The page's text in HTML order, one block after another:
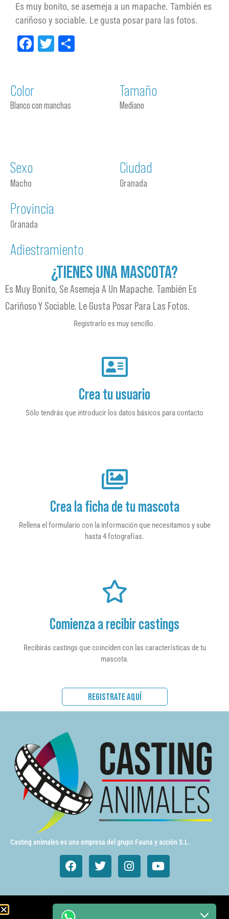
Es muy bonito, se asemeja a un mapache. También es
cariñoso y sociable. Le gusta posar para las fotos.
Facebook
Twitter
Color
Blanco con manchas
Tamaño
Mediano
Sexo
Macho
Ciudad
Granada
Provincia
Granada
Adiestramiento
¿TIENES UNA MASCOTA?
Es Muy Bonito, Se Asemeja A Un Mapache. También Es
Cariñoso Y Sociable. Le Gusta Posar Para Las Fotos.
Registrarlo es muy sencillo.
Crea tu usuario
Sólo tendrás que introducir los datos básicos para contacto
Crea la ficha de tu mascota
Rellena el formulario con la información que necesitamos y sube
hasta 4 fotografías.
Comienza a recibir castings
Recibirás castings que coinciden con las características de tu
mascota.
REGISTRATE AQUÍ
Casting animales es una empresa del grupo Fauna y acción S.L.
Animales de cine y TV